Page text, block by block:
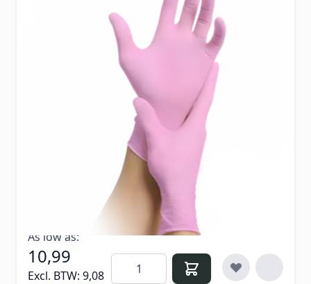
Nitril handschoenen roze zijn los te bestellen of
Nail Points bij aankoop van dit
As low as:
10,99
Excl. BTW: 9,08
Aantal